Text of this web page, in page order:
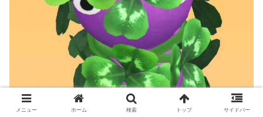
メニュー ホーム 検索 トップ サイドバー